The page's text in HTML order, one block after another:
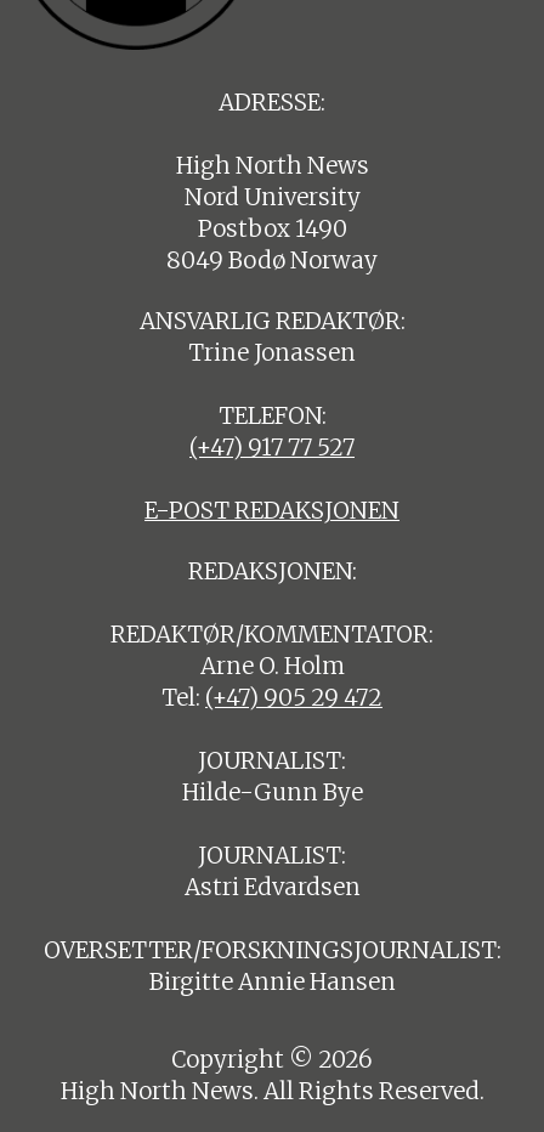
ADRESSE:
High North News
Nord University
Postbox 1490
8049 Bodø Norway
ANSVARLIG REDAKTØR:
Trine Jonassen
TELEFON:
(+47) 917 77 527
E-POST REDAKSJONEN
REDAKSJONEN:
REDAKTØR/KOMMENTATOR:
Arne O. Holm
Tel: (+47) 905 29 472
JOURNALIST:
Hilde-Gunn Bye
JOURNALIST:
Astri Edvardsen
OVERSETTER/FORSKNINGSJOURNALIST:
Birgitte Annie Hansen
Copyright © 2026
High North News. All Rights Reserved.